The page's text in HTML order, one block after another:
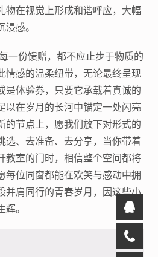
物在视觉上形成和谐呼应，大幅
感。
一份馈赠，都不应止步于物质的
情感的温柔纽带，无论最终呈现
是体验券，只要它承载着真诚的
以在岁月的长河中锚定一处闪亮
的节点上，愿我们放下对形式的
选、去准备、去分享，当你带着
教室的门时，相信整个空间都将
每位同窗都能在欢笑与感动中拥
并肩同行的青春岁月，因这些小
。